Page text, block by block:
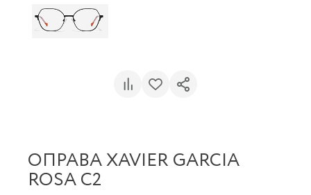
ОПРАВА XAVIER GARCIA
ROSA C2